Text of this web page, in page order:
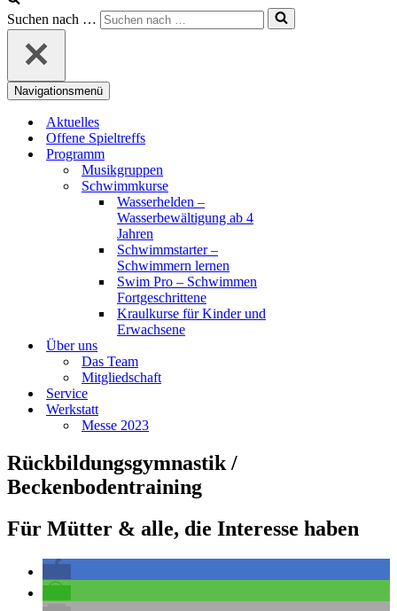
Suchen nach …
Navigationsmenü
Aktuelles
Offene Spieltreffs
Programm
Musikgruppen
Schwimmkurse
Wasserhelden –
Wasserbewältigung ab 4
Jahren
Schwimmstarter –
Schwimmern lernen
Swim Pro – Schwimmen
Fortgeschrittene
Kraulkurse für Kinder und
Erwachsene
Über uns
Das Team
Mitgliedschaft
Service
Werkstatt
Messe 2023
Rückbildungsgymnastik /
Beckenbodentraining
Für Mütter & alle, die Interesse haben